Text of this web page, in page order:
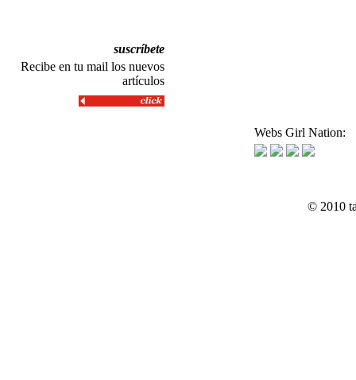
suscríbete
Recibe en tu mail los nuevos
artículos
Webs Girl Nation:
© 2010